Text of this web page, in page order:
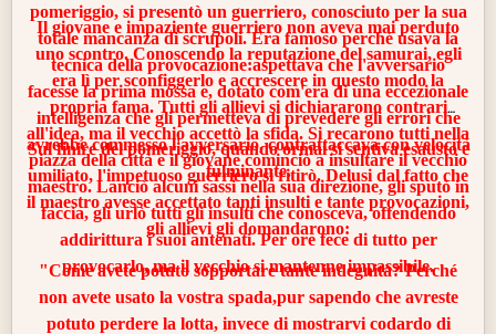
pomeriggio, si presentò un guerriero, conosciuto per la sua
totale mancanza di scrupoli. Era famoso perché usava la
tecnica della provocazione:aspettava che l'avversario
facesse la prima mossa e, dotato com'era di una eccezionale
intelligenza che gli permetteva di prevedere gli errori che
avrebbe commesso l'avversario, contrattaccava con velocità
fulminante.
Il giovane e impaziente guerriero non aveva mai perduto
uno scontro. Conoscendo la reputazione del samurai, egli
era lì per sconfiggerlo e accrescere in questo modo la
propria fama. Tutti gli allievi si dichiararono contrari
all'idea, ma il vecchio accettò la sfida. Si recarono tutti nella
piazza della città e il giovane cominciò a insultare il vecchio
maestro. Lanciò alcuni sassi nella sua direzione, gli sputò in
faccia, gli urlò tutti gli insulti che conosceva, offendendo
addirittura i suoi antenati. Per ore fece di tutto per
provocarlo, ma il vecchio si mantenne impassibile.
Sul finire del pomeriggio, quando ormai si sentiva esausto e
umiliato, l'impetuoso guerriero si ritirò. Delusi dal fatto che
il maestro avesse accettato tanti insulti e tante provocazioni,
gli allievi gli domandarono:
"Come avete potuto sopportare tante indegnità? Perché
non avete usato la vostra spada,pur sapendo che avreste
potuto perdere la lotta, invece di mostrarvi codardodi